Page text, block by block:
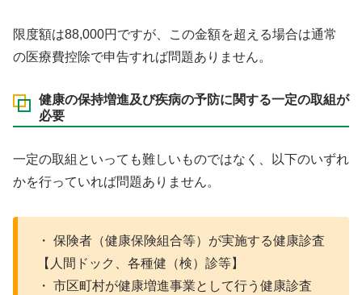
限度額は88,000円ですが、この金額を超える場合は通常
の医療費控除で申告すれば問題ありません。
健康の保持増進及び疾病の予防に関する一定の取組が
必要
一定の取組といっても難しいものではなく、以下のいずれ
かを行っていれば問題ありません。
・ 保険者（健康保険組合等）が実施する健康診査
【人間ドック、各種健（検）診等】
・ 市区町村が健康増進事業として行う健康診査